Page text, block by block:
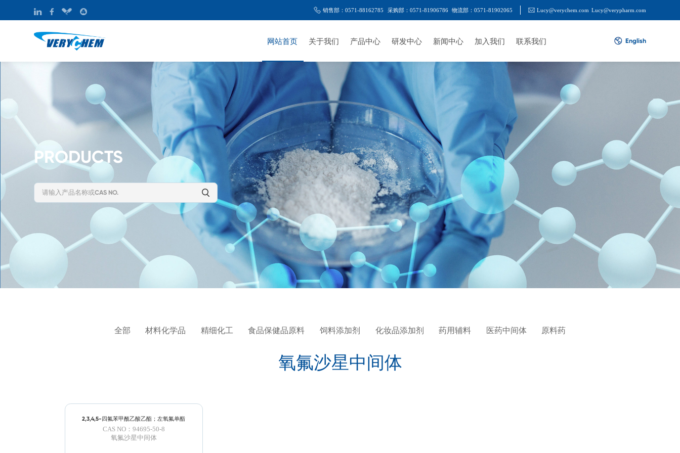
销售部：0571-88162785 采购部：0571-81906786 物流部：0571-81902065 Lucy@verychem.com Lucy@verypharm.com
网站首页 关于我们 产品中心 研发中心 新闻中心 加入我们 联系我们 English
PRODUCTS
全部 材料化学品 精细化工 食品保健品原料 饲料添加剂 化妆品添加剂 药用辅料 医药中间体 原料药
氧氟沙星中间体
2,3,4,5-四氟苯甲酰乙酸乙酯；左氧氟单酯
CAS NO：94695-50-8
氧氟沙星中间体